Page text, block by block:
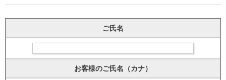
ご氏名
お客様のご氏名（カナ）